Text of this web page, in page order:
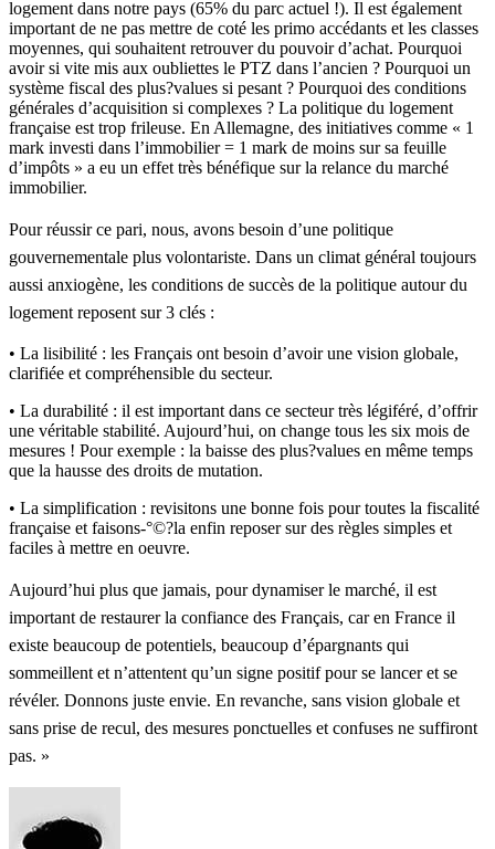
logement dans notre pays (65% du parc actuel !). Il est également
important de ne pas mettre de coté les primo accédants et les classes
moyennes, qui souhaitent retrouver du pouvoir d’achat. Pourquoi
avoir si vite mis aux oubliettes le PTZ dans l’ancien ? Pourquoi un
système fiscal des plus?values si pesant ? Pourquoi des conditions
générales d’acquisition si complexes ? La politique du logement
française est trop frileuse. En Allemagne, des initiatives comme « 1
mark investi dans l’immobilier = 1 mark de moins sur sa feuille
d’impôts » a eu un effet très bénéfique sur la relance du marché
immobilier.
Pour réussir ce pari, nous, avons besoin d’une politique
gouvernementale plus volontariste. Dans un climat général toujours
aussi anxiogène, les conditions de succès de la politique autour du
logement reposent sur 3 clés :
• La lisibilité : les Français ont besoin d’avoir une vision globale,
clarifiée et compréhensible du secteur.
• La durabilité : il est important dans ce secteur très légiféré, d’offrir
une véritable stabilité. Aujourd’hui, on change tous les six mois de
mesures ! Pour exemple : la baisse des plus?values en même temps
que la hausse des droits de mutation.
• La simplification : revisitons une bonne fois pour toutes la fiscalité
française et faisons-°©?la enfin reposer sur des règles simples et
faciles à mettre en oeuvre.
Aujourd’hui plus que jamais, pour dynamiser le marché, il est
important de restaurer la confiance des Français, car en France il
existe beaucoup de potentiels, beaucoup d’épargnants qui
sommeillent et n’attentent qu’un signe positif pour se lancer et se
révéler. Donnons juste envie. En revanche, sans vision globale et
sans prise de recul, des mesures ponctuelles et confuses ne suffiront
pas. »